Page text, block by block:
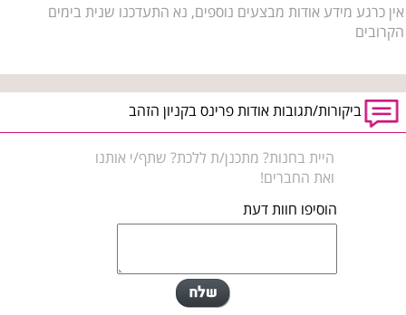
אין כרגע מידע אודות מבצעים נוספים, נא התעדכנו שנית בימים
הקרובים
ביקורות/תגובות אודות פרינס בקניון הזהב
היית בחנות? מתכנן/ת ללכת? שתף/י אותנו
ואת החברים!
הוסיפו חוות דעת